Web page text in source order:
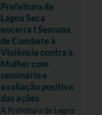
Prefeitura de
Lagoa Seca
encerra I Semana
de Combate à
Violência contra a
Mulher com
seminário e
avaliação positiva
das ações
A Prefeitura de Lagoa